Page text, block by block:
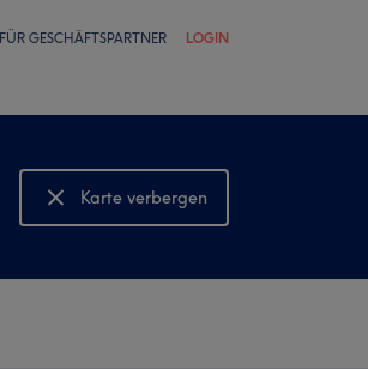
FÜR GESCHÄFTSPARTNER LOGIN
Karte verbergen
Karte anzeigen